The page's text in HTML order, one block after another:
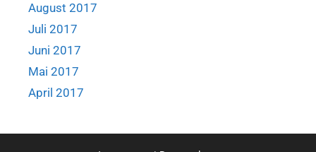
August 2017
Juli 2017
Juni 2017
Mai 2017
April 2017